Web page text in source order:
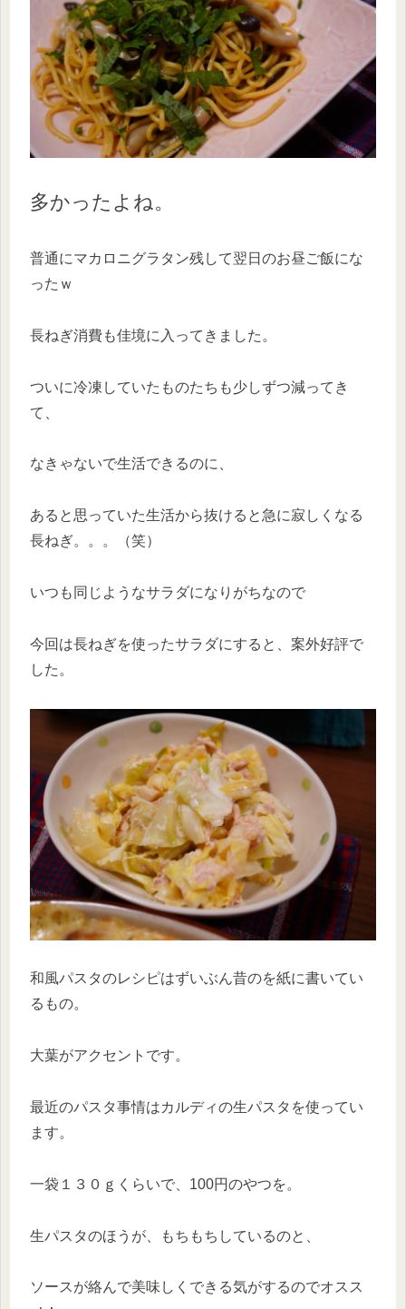
多かったよね。
普通にマカロニグラタン残して翌日のお昼ご飯にな
ったｗ
長ねぎ消費も佳境に入ってきました。
ついに冷凍していたものたちも少しずつ減ってき
て、
なきゃないで生活できるのに、
あると思っていた生活から抜けると急に寂しくなる
長ねぎ。。。（笑）
いつも同じようなサラダになりがちなので
今回は長ねぎを使ったサラダにすると、案外好評で
した。
和風パスタのレシピはずいぶん昔のを紙に書いてい
るもの。
大葉がアクセントです。
最近のパスタ事情はカルディの生パスタを使ってい
ます。
一袋１３０ｇくらいで、100円のやつを。
生パスタのほうが、もちもちしているのと、
ソースが絡んで美味しくできる気がするのでオスス